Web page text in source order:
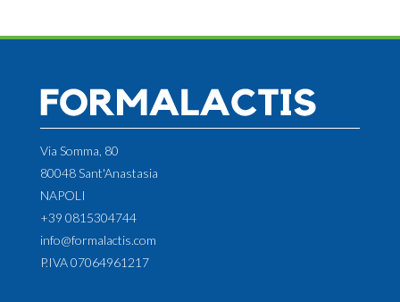
Via Somma, 80
80048 Sant'Anastasia
NAPOLI
+39 0815304744
info@formalactis.com
P.IVA 07064961217